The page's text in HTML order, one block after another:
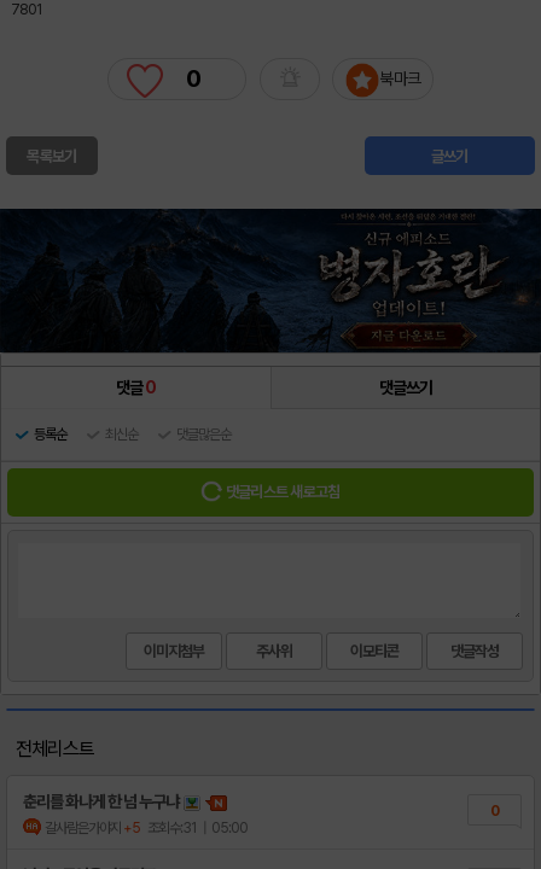
7801
0 북마크
목록보기 글쓰기
댓글0 댓글쓰기
등록순 최신순 댓글많은순
댓글리스트 새로고침
이미지첨부 주사위 이모티콘
전체리스트
춘리를 화나게 한 넘 누구냐
갈사람은가야지 +5 조회수:31 | 05:00
0